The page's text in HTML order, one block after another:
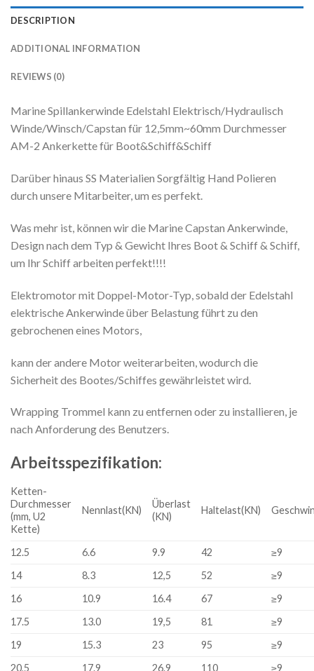
DESCRIPTION
ADDITIONAL INFORMATION
REVIEWS (0)
Marine Spillankerwinde Edelstahl Elektrisch/Hydraulisch
Winde/Winsch/Capstan für 12,5mm~60mm Durchmesser
AM-2 Ankerkette für Boot&Schiff&Schiff
Darüber hinaus SS Materialien Sorgfältig Hand Polieren
durch unsere Mitarbeiter, um es perfekt.
Was mehr ist, können wir die Marine Capstan Ankerwinde,
Design nach dem Typ & Gewicht Ihres Boot & Schiff & Schiff,
um Ihr Schiff arbeiten perfekt!!!!
Elektromotor mit Doppel-Motor-Typ, sobald der Edelstahl
elektrische Ankerwinde über Belastung führt zu den
gebrochenen eines Motors,
kann der andere Motor weiterarbeiten, wodurch die
Sicherheit des Bootes/Schiffes gewährleistet wird.
Wrapping Trommel kann zu entfernen oder zu installieren, je
nach Anforderung des Benutzers.
Arbeitsspezifikation:
Ketten-
Durchmesser
(mm, U2
Kette)
Nennlast(KN)
Überlast
(KN)
Haltelast(KN)
12.5 6.6 9.9 42
≥9
14
8.3 12,5 52
≥9
16
10.9 16.4 67
≥9
17.5
13.0 19,5 81
≥9
19
15.3 23 95
≥9
20,5
17.9 26.9 110 ≥9